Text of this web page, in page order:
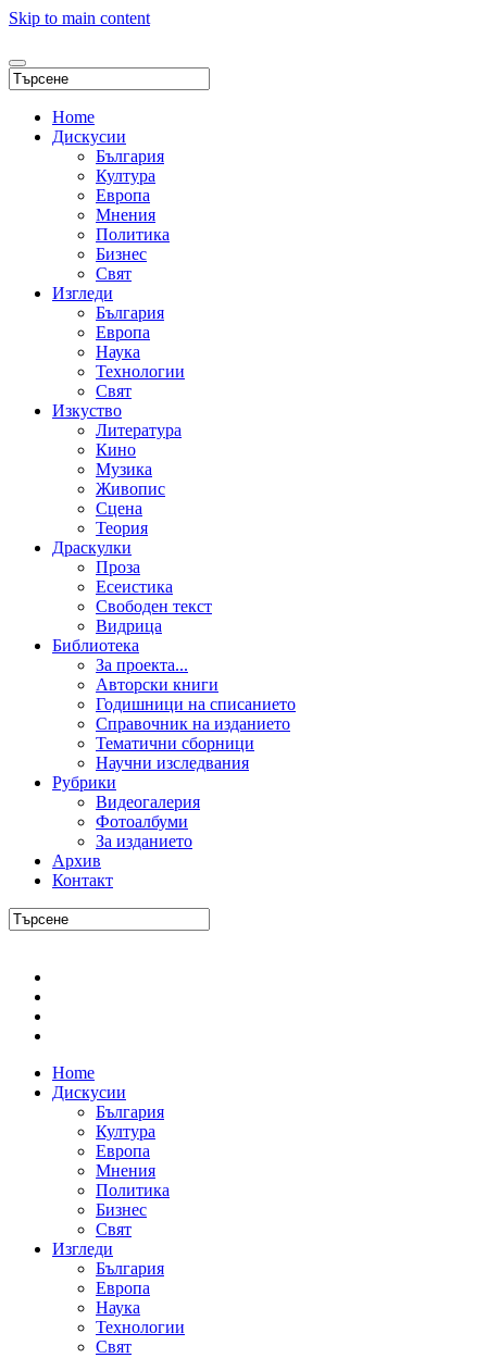
Skip to main content
Home
Дискусии
България
Култура
Европа
Мнения
Политика
Бизнес
Свят
Изгледи
България
Европа
Наука
Технологии
Свят
Изкуство
Литература
Кино
Музика
Живопис
Сцена
Теория
Драскулки
Проза
Есеистика
Свободен текст
Видрица
Библиотека
За проекта...
Авторски книги
Годишници на списанието
Справочник на изданието
Тематични сборници
Научни изследвания
Рубрики
Видеогалерия
Фотоалбуми
За изданието
Архив
Контакт
Home
Дискусии
България
Култура
Европа
Мнения
Политика
Бизнес
Свят
Изгледи
България
Европа
Наука
Технологии
Свят